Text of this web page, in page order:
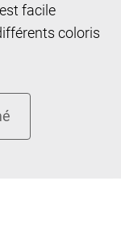
facile
coloris